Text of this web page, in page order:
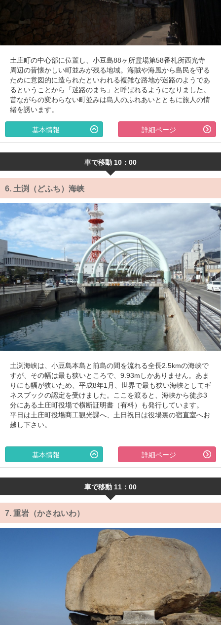
土庄町の中心部に位置し、小豆島88ヶ所霊場第58番札所西光寺
周辺の昔懐かしい町並みが残る地域。海賊や海風から島民を守る
ために意図的に造られたといわれる複雑な路地が迷路のようであ
るということから「迷路のまち」と呼ばれるようになりました。
昔ながらの変わらない町並みは島人のふれあいとともに旅人の情
緒を誘います。
詳細ページ
基本情報
車で移動 10：00
6. 土渕（どふち）海峡
土渕海峡は、小豆島本島と前島の間を流れる全長2.5kmの海峡で
すが、その幅は最も狭いところで、9.93mしかありません。あま
りにも幅が狭いため、平成8年1月、世界で最も狭い海峡としてギ
ネスブックの認定を受けました。ここを渡ると、海峡から徒歩3
分にある土庄町役場で横断証明書（有料）も発行しています。
平日は土庄町役場商工観光課へ、土日祝日は役場裏の宿直室へお
越し下さい。
詳細ページ
基本情報
車で移動 11：00
7. 重岩（かさねいわ）